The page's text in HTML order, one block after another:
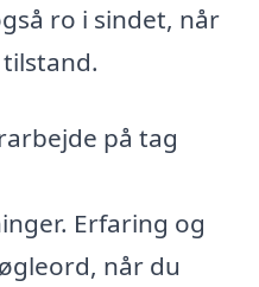
ro i sindet, når
på tag
Erfaring og
når du